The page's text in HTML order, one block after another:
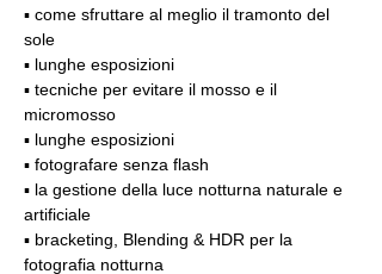
▪️ come sfruttare al meglio il tramonto del
sole
▪️ lunghe esposizioni
▪️ tecniche per evitare il mosso e il
micromosso
▪️ lunghe esposizioni
▪️ fotografare senza flash
▪️ la gestione della luce notturna naturale e
artificiale
▪️ bracketing, Blending & HDR per la
fotografia notturna